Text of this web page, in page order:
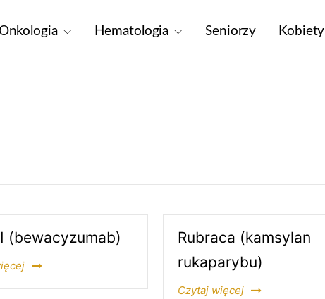
Onkologia Hematologia Seniorzy Kobiety
(bewacyzumab)
Rubraca (kamsylan
rukaparybu)
Czytaj więcej